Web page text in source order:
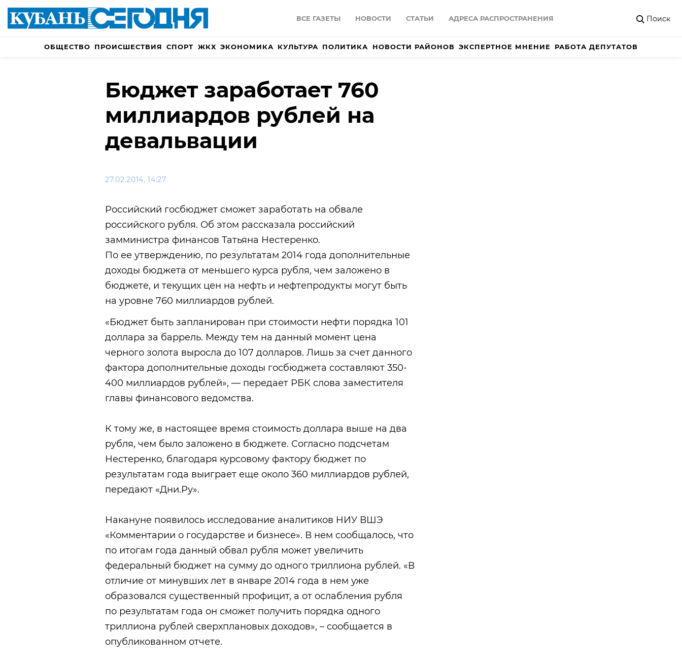
ВСЕ ГАЗЕТЫ НОВОСТИ СТАТЬИ АДРЕСА РАСПРОСТРАНЕНИЯ Поиск
ОБЩЕСТВО ПРОИСШЕСТВИЯ СПОРТ ЖКХ ЭКОНОМИКА КУЛЬТУРА ПОЛИТИКА НОВОСТИ РАЙОНОВ ЭКСПЕРТНОЕ МНЕНИЕ РАБОТА ДЕПУТАТОВ
Бюджет заработает 760
миллиардов рублей на
девальвации
27.02.2014, 14:27
Российский госбюджет сможет заработать на обвале
российского рубля. Об этом рассказала российский
замминистра финансов Татьяна Нестеренко.
По ее утверждению, по результатам 2014 года дополнительные
доходы бюджета от меньшего курса рубля, чем заложено в
бюджете, и текущих цен на нефть и нефтепродукты могут быть
на уровне 760 миллиардов рублей.
«Бюджет быть запланирован при стоимости нефти порядка 101
доллара за баррель. Между тем на данный момент цена
черного золота выросла до 107 долларов. Лишь за счет данного
фактора дополнительные доходы госбюджета составляют 350-
400 миллиардов рублей», — передает РБК слова заместителя
главы финансового ведомства.
К тому же, в настоящее время стоимость доллара выше на два
рубля, чем было заложено в бюджете. Согласно подсчетам
Нестеренко, благодаря курсовому фактору бюджет по
результатам года выиграет еще около 360 миллиардов рублей,
передают «Дни.Ру».
Накануне появилось исследование аналитиков НИУ ВШЭ
«Комментарии о государстве и бизнесе». В нем сообщалось, что
по итогам года данный обвал рубля может увеличить
федеральный бюджет на сумму до одного триллиона рублей. «В
отличие от минувших лет в январе 2014 года в нем уже
образовался существенный профицит, а от ослабления рубля
по результатам года он сможет получить порядка одного
триллиона рублей сверхплановых доходов», – сообщается в
опубликованном отчете.